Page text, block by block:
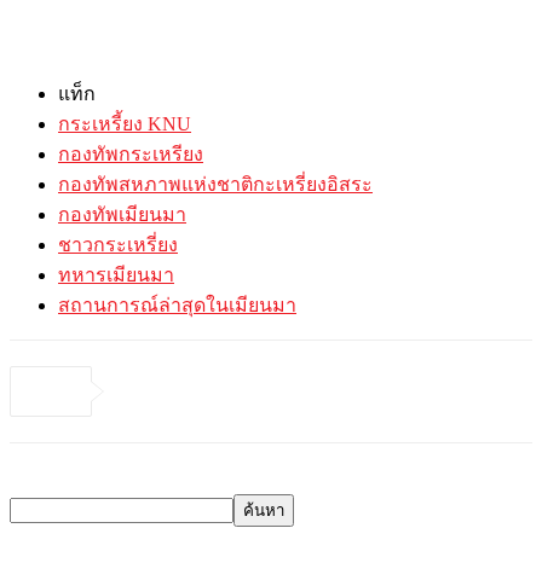
แท็ก
กระเหรี้ยง KNU
กองทัพกระเหรียง
กองทัพสหภาพแห่งชาติกะเหรี่ยงอิสระ
กองทัพเมียนมา
ชาวกระเหรี่ยง
ทหารเมียนมา
สถานการณ์ล่าสุดในเมียนมา